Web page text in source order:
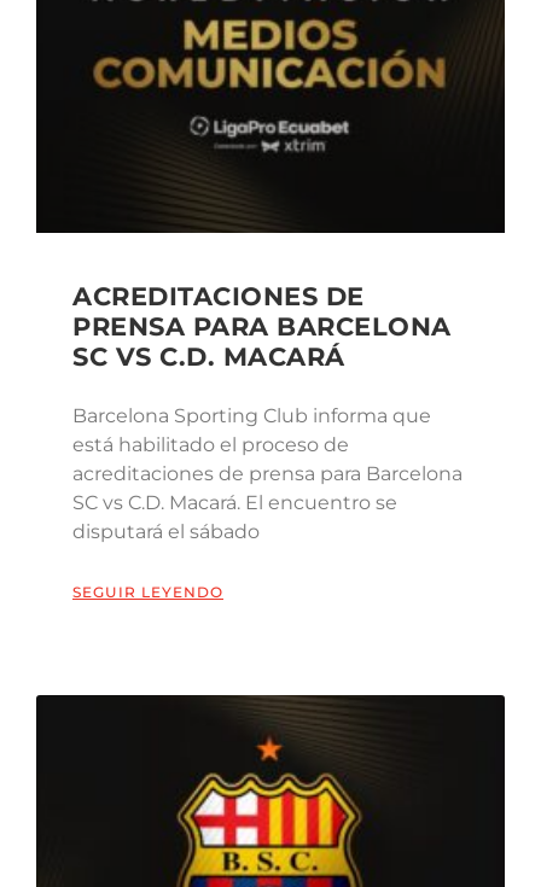
ACREDITACIONES DE
PRENSA PARA BARCELONA
SC VS C.D. MACARÁ
Barcelona Sporting Club informa que
está habilitado el proceso de
acreditaciones de prensa para Barcelona
SC vs C.D. Macará. El encuentro se
disputará el sábado
SEGUIR LEYENDO